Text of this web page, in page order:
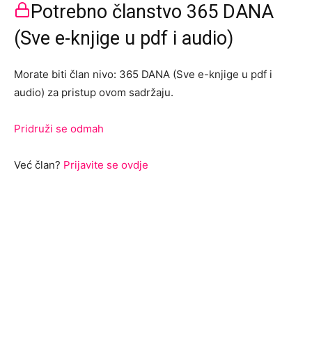
Potrebno članstvo 365 DANA
(Sve e-knjige u pdf i audio)
Morate biti član nivo: 365 DANA (Sve e-knjige u pdf i
audio) za pristup ovom sadržaju.
Pridruži se odmah
Već član? Prijavite se ovdje